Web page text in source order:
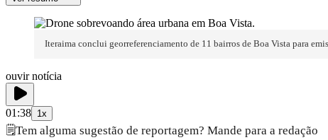
Iteraima conclui georreferenciamento de 11 bairros de Boa Vista para
ouvir notícia
01:38 1x
🗒️Tem alguma sugestão de reportagem? Mande para a redação